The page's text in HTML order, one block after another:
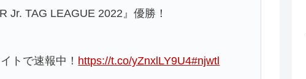
Jr. TAG LEAGUE 2022』優勝！
トで速報中！ https://t.co/yZnxlLY9U4#njwtl